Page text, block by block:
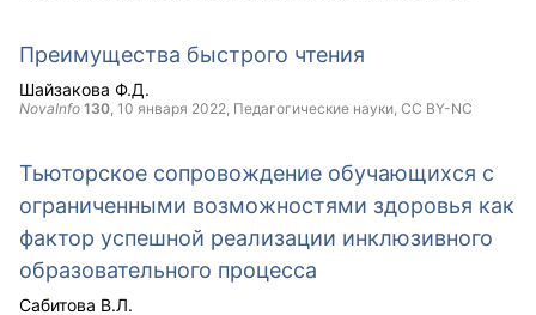
Преимущества быстрого чтения
Шайзакова Ф.Д.
NovaInfo 130, 10 января 2022, Педагогические науки, CC BY-NC
Тьюторское сопровождение обучающихся с
ограниченными возможностями здоровья как
фактор успешной реализации инклюзивного
образовательного процесса
Сабитова В.Л.